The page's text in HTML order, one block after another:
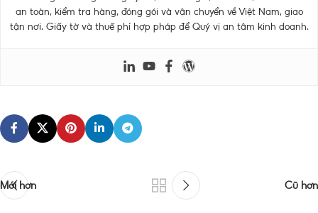
an toàn, kiểm tra hàng, đóng gói và vận chuyển về Việt Nam, giao
tận nơi. Giấy tờ và thuế phí hợp pháp để Quý vị an tâm kinh doanh.
Mới hơn Cũ hơn